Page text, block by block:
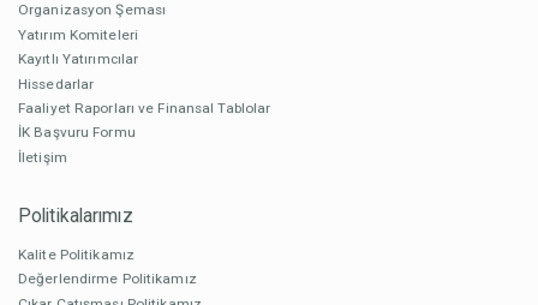
Organizasyon Şeması
Yatırım Komiteleri
Kayıtlı Yatırımcılar
Hissedarlar
Faaliyet Raporları ve Finansal Tablolar
İK Başvuru Formu
İletişim
Politikalarımız
Kalite Politikamız
Değerlendirme Politikamız